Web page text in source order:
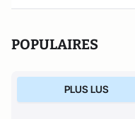
POPULAIRES
PLUS LUS